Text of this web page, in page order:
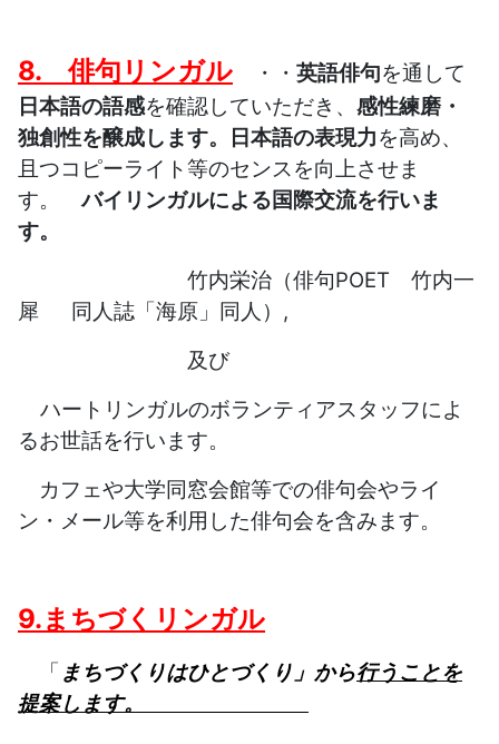
8. 俳句リンガル ・・ 英語俳句を通して
日本語の語感を確認していただき、 感性練磨・
独創性を醸成します。 日本語の表現力を高め、
且つコピーライト等のセンスを向上させま
す。バイリンガルによる国際交流を行いま
す。
竹内栄治（俳句POET 竹内一
犀 同人誌「海原」同人）,
及び
ハートリンガルのボランティアスタッフによ
るお世話を行います。
カフェや大学同窓会館等での俳句会やライ
ン・メール等を利用した俳句会を含みます。
9.まちづくリンガル
「 まちづくりはひとづくり」から行うことを
提案します。